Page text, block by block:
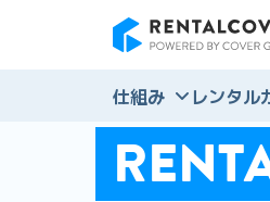
仕組み レンタル